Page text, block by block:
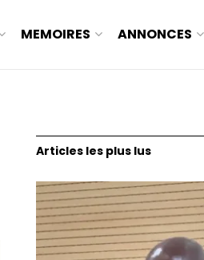
MEMOIRES ANNONCES
Articles les plus lus